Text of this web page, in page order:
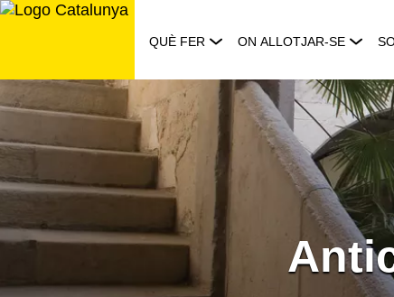
Saltar
QUÈ FER ON ALLOTJAR-SE